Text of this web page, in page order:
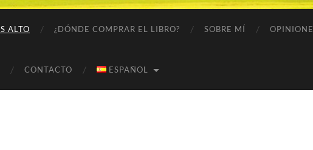
ALTO ¿DÓNDE COMPRAR EL LIBRO? SOBRE MÍ
CONTACTO ESPAÑOL